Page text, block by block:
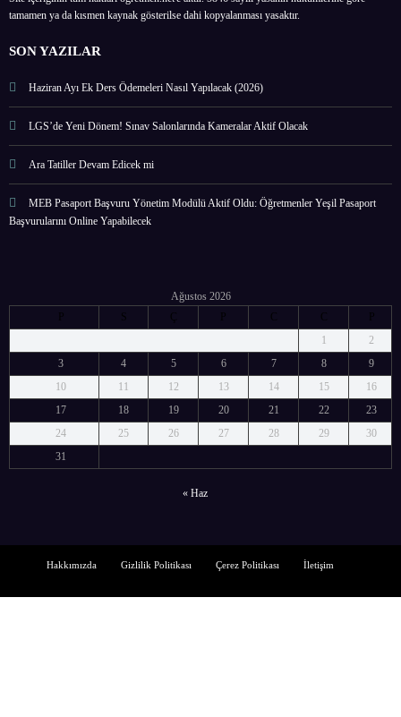
tamamen ya da kısmen kaynak gösterilse dahi kopyalanması yasaktır.
SON YAZILAR
Haziran Ayı Ek Ders Ödemeleri Nasıl Yapılacak (2026)
LGS’de Yeni Dönem! Sınav Salonlarında Kameralar Aktif Olacak
Ara Tatiller Devam Edicek mi
MEB Pasaport Başvuru Yönetim Modülü Aktif Oldu: Öğretmenler Yeşil Pasaport
Başvurularını Online Yapabilecek
Ağustos 2026
P
S Ç P C C
P
1
2
3
4 5 6 7 8
9
10
11 12 13 14 15
16
17
18 19 20 21 22
23
24
25 26 27 28 29
30
31
« Haz
Hakkımızda Gizlilik Politikası Çerez Politikası İletişim